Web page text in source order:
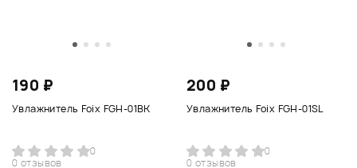
190 ₽
Увлажнитель Foix FGH-01BK
0
0 отзывов
200 ₽
Увлажнитель Foix FGH-01SL
0
0 отзывов